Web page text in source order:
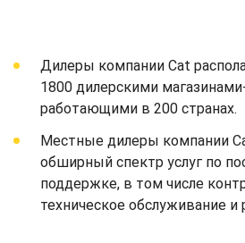
Дилеры компании Cat
1800 дилерскими
работающими в 200 странах.
Местные дилеры компании
обширный спектр услуг по
поддержке, в том числе
техническое обслуживание и